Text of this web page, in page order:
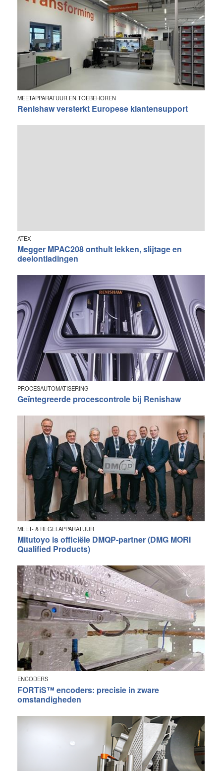
MEETAPPARATUUR EN TOEBEHOREN
Renishaw versterkt Europese klantensupport
ATEX
Megger MPAC208 onthult lekken, slijtage en
deelontladingen
PROCESAUTOMATISERING
Geïntegreerde procescontrole bij Renishaw
MEET- & REGELAPPARATUUR
Mitutoyo is officiële DMQP-partner (DMG MORI
Qualified Products)
ENCODERS
FORTiS™ encoders: precisie in zware
omstandigheden